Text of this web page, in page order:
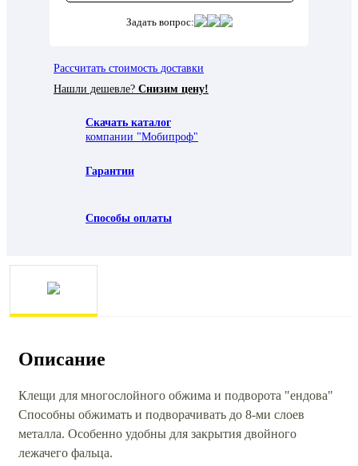
Задать вопрос:
Рассчитать стоимость доставки
Нашли дешевле? Снизим цену!
Скачать каталог
компании "Мобипроф"
Гарантии
Способы оплаты
Описание
Клещи для многослойного обжима и подворота "ендова"
Способны обжимать и подворачивать до 8-ми слоев
металла. Особенно удобны для закрытия двойного
лежачего фальца.